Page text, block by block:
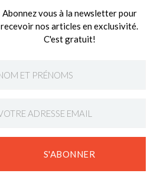
Abonnez vous à la newsletter pour
recevoir nos articles en exclusivité.
C'est gratuit!
S'ABONNER